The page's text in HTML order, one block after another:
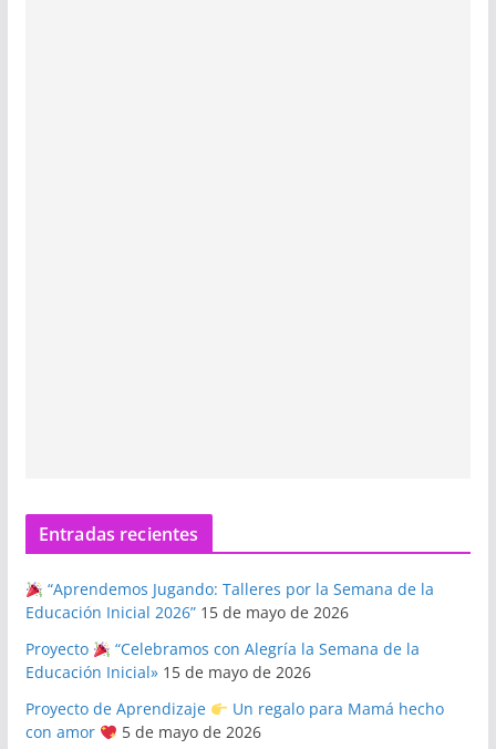
Entradas recientes
“Aprendemos Jugando: Talleres por la Semana de la
Educación Inicial 2026” 15 de mayo de 2026
Proyecto
“Celebramos con Alegría la Semana de la
Educación Inicial» 15 de mayo de 2026
Proyecto de Aprendizaje
Un regalo para Mamá hecho
con amor
5 de mayo de 2026